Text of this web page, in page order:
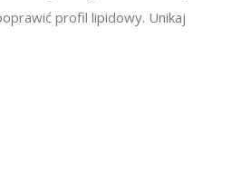
profil lipidowy. Unikaj